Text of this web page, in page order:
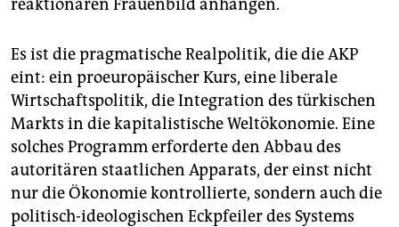
reaktionären Frauenbild anhängen.
Es ist die pragmatische Realpolitik, die die AKP
eint: ein proeuropäischer Kurs, eine liberale
Wirtschaftspolitik, die Integration des türkischen
Markts in die kapitalistische Weltökonomie. Eine
solches Programm erforderte den Abbau des
autoritären staatlichen Apparats, der einst nicht
nur die Ökonomie kontrollierte, sondern auch die
politisch-ideologischen Eckpfeiler des Systems